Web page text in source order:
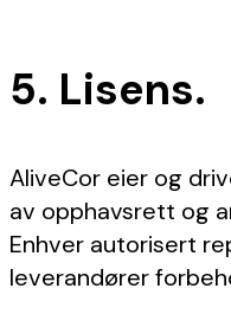
5. Lisens.
AliveCor eier og
av opphavsrett og
Enhver autorisert
leverandører